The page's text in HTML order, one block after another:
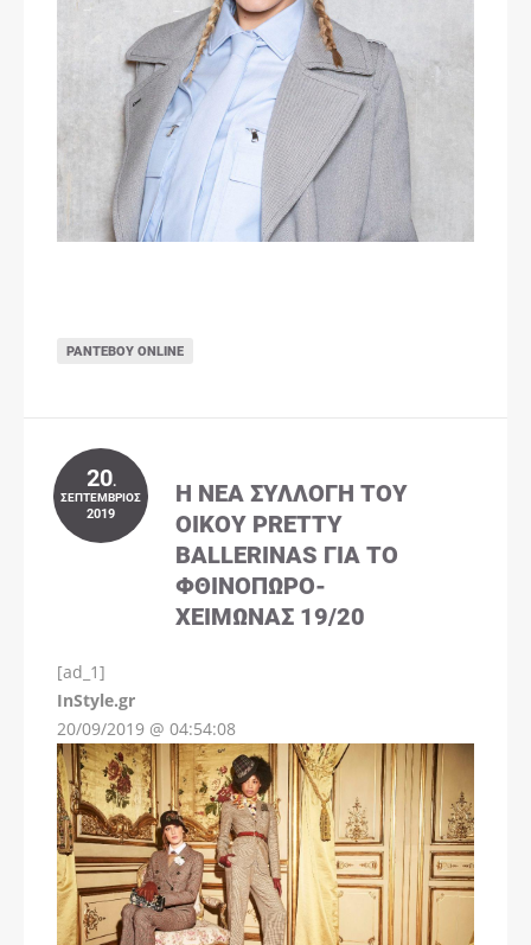
ΡΑΝΤΕΒΟΎ ONLINE
20.
ΣΕΠΤΈΜΒΡΙΟΣ
2019
Η ΝΈΑ ΣΥΛΛΟΓΉ ΤΟΥ
ΟΊΚΟΥ PRETTY
BALLERINAS ΓΙΑ ΤΟ
ΦΘΙΝΌΠΩΡΟ-
ΧΕΙΜΏΝΑΣ 19/20
[ad_1]
InStyle.gr
20/09/2019 @ 04:54:08